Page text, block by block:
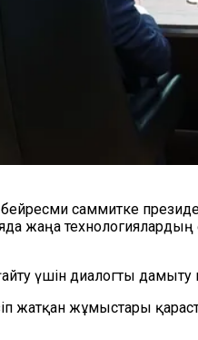
бейресми саммитке
технологиялардың
үшін диалогты
жатқан жұмыстары